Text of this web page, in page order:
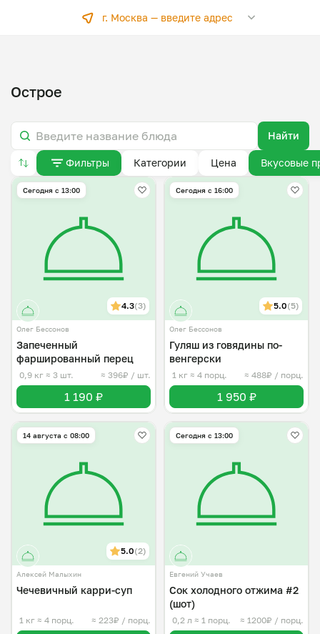
г. Москва —введите адрес
Острое
Найти
Фильтры Категории Цена Вкусовые
Сегодня с 13:00
4.3(3)
Олег Бессонов
Запеченный
фаршированный перец
0,9 кг ≈ 3 шт. ≈ 396₽ / шт.
1 190 ₽
Сегодня с 16:00
5.0(5)
Олег Бессонов
Гуляш из говядины по-
венгерски
1 кг ≈ 4 порц. ≈ 488₽ / порц.
1 950 ₽
14 августа с 08:00
5.0(2)
Алексей Малыхин
Чечевичный карри-суп
1 кг ≈ 4 порц. ≈ 223₽ / порц.
Сегодня с 13:00
Евгений Учаев
Сок холодного отжима #2
(шот)
0,2 л ≈ 1 порц. ≈ 1200₽ / порц.